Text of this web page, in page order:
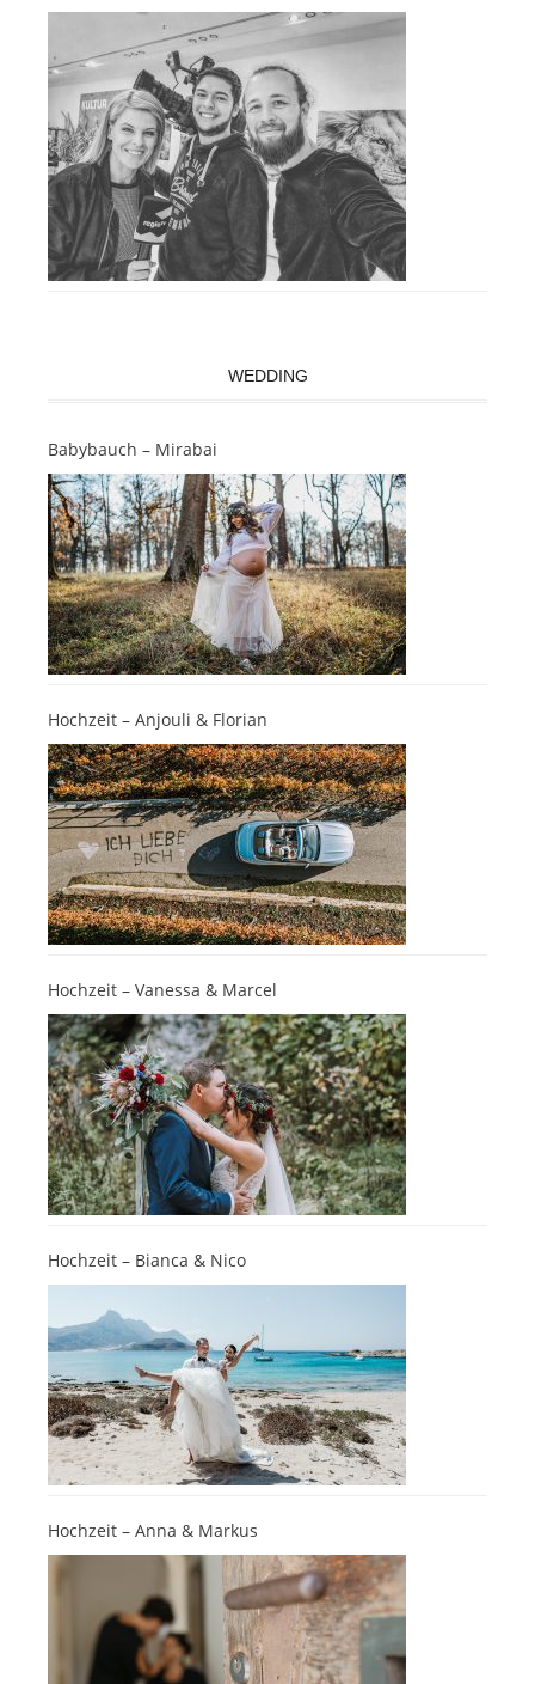
WEDDING
Babybauch – Mirabai
Hochzeit – Anjouli & Florian
Hochzeit – Vanessa & Marcel
Hochzeit – Bianca & Nico
Hochzeit – Anna & Markus